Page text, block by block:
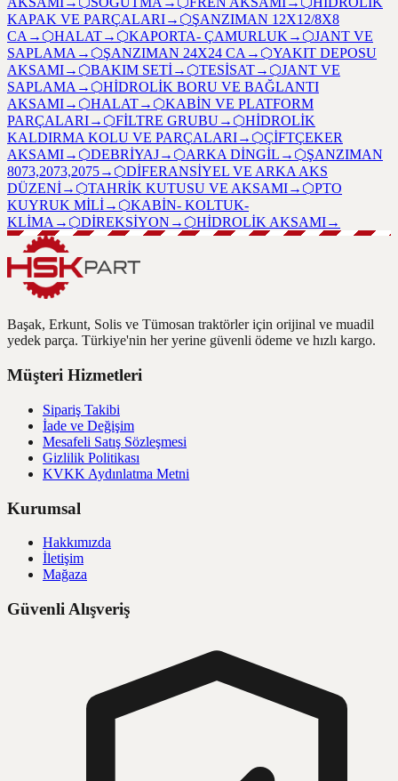
KAPAK VE PARÇALARI→ ⬡ŞANZIMAN 12X12/8X8
CA→ ⬡HALAT→ ⬡KAPORTA- ÇAMURLUK→ ⬡JANT VE
SAPLAMA→ ⬡ŞANZIMAN 24X24 CA→ ⬡YAKIT DEPOSU
AKSAMI→ ⬡BAKIM SETİ→ ⬡TESİSAT→ ⬡JANT VE
SAPLAMA→ ⬡HİDROLİK BORU VE BAĞLANTI
AKSAMI→ ⬡HALAT→ ⬡KABİN VE PLATFORM
PARÇALARI→ ⬡FİLTRE GRUBU → ⬡HİDROLİK
KALDIRMA KOLU VE PARÇALARI→ ⬡ÇİFTÇEKER
AKSAMI→ ⬡DEBRİYAJ→ ⬡ARKA DİNGİL → ⬡ŞANZIMAN
8073,2073,2075→ ⬡DİFERANSİYEL VE ARKA AKS
DÜZENİ→ ⬡TAHRİK KUTUSU VE AKSAMI→ ⬡PTO
KUYRUK MİLİ→ ⬡KABİN- KOLTUK-
KLİMA→ ⬡DİREKSİYON → ⬡HİDROLİK AKSAMI→
Başak, Erkunt, Solis ve Tümosan traktörler için orijinal ve muadil
yedek parça. Türkiye'nin her yerine güvenli ödeme ve hızlı kargo.
Müşteri Hizmetleri
Sipariş Takibi
İade ve Değişim
Mesafeli Satış Sözleşmesi
Gizlilik Politikası
KVKK Aydınlatma Metni
Kurumsal
Hakkımızda
İletişim
Mağaza
Güvenli Alışveriş